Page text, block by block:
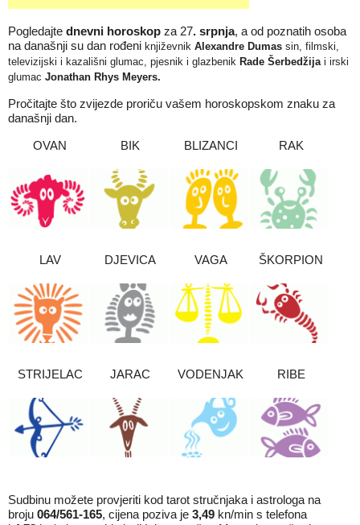
Pogledajte dnevni horoskop za 27. srpnja, a od poznatih osoba
na današnji su dan rođeni književnik Alexandre Dumas sin, filmski,
televizijski i kazališni glumac, pjesnik i glazbenik Rade Šerbedžija i irski
glumac Jonathan Rhys Meyers.
Pročitajte što zvijezde proriču vašem horoskopskom znaku za
današnji dan.
OVAN
BIK BLIZANCI RAK
LAV DJEVICA VAGA ŠKORPION
STRIJELAC JARAC VODENJAK RIBE
Sudbinu možete provjeriti kod tarot stručnjaka i astrologa na
broju 064/561-165, cijena poziva je 3,49 kn/min s telefona